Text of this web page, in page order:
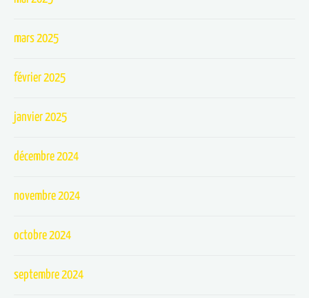
mars 2025
février 2025
janvier 2025
décembre 2024
novembre 2024
octobre 2024
septembre 2024